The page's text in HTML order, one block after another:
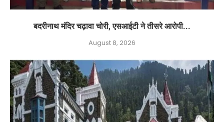
बदरीनाथ मंदिर चढ़ावा चोरी, एसआईटी ने तीसरे आरोपी...
August 8, 2026